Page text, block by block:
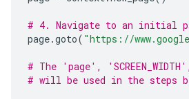
# 4. Navigate to an initial
page.goto( "https://
# The 'page',
# will be used in the steps